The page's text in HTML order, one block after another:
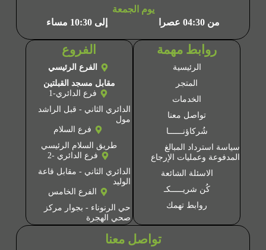
يوم الجمعة
من 04:30 عصرا
إلى 10:30 مساء
روابط مهمة
الرئيسية
المتجر
الخدمات
تواصل معنا
شُركاؤنــــــا
سياسة استرداد المبالغ
المدفوعة وعمليات الإرجاع
الاسئلة الشائعة
كُن شريـــــكـ
روابط تهمك
الفروع
الفرع الرئيسي
مقابل مسجد القبلتين
فرع الدائري-1
الدائري الثاني - قبل الراشد
مول
فرع السلام
طريق السلام الرئيسي
فرع الدائري -2
الدائري الثاني - مقابل قاعة
الوليد
الفرع الخامس
حي الرنوناء - بجوار مركز
صحي الهجرة
تواصل معنا